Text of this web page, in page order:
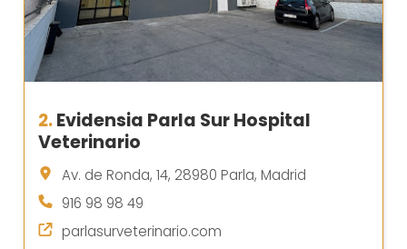
2.Evidensia Parla Sur Hospital
Veterinario
Av. de Ronda, 14, 28980 Parla, Madrid
916 98 98 49
parlasurveterinario.com